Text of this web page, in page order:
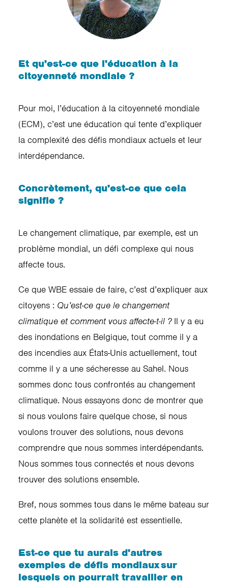
Et qu'est-ce que l'éducation à la
citoyenneté mondiale ?
Pour moi, l’éducation à la citoyenneté mondiale
(ECM), c’est une éducation qui tente d’expliquer
la complexité des défis mondiaux actuels et leur
interdépendance.
Concrètement, qu'est-ce que cela
signifie ?
Le changement climatique, par exemple, est un
problème mondial, un défi complexe qui nous
affecte tous.
Ce que WBE essaie de faire, c’est d’expliquer aux
citoyens : Qu’est-ce que le changement
climatique et comment vous affecte-t-il ?Il y a eu
des inondations en Belgique, tout comme il y a
des incendies aux États-Unis actuellement, tout
comme il y a une sécheresse au Sahel. Nous
sommes donc tous confrontés au changement
climatique. Nous essayons donc de montrer que
si nous voulons faire quelque chose, si nous
voulons trouver des solutions, nous devons
comprendre que nous sommes interdépendants.
Nous sommes tous connectés et nous devons
trouver des solutions ensemble.
Bref, nous sommes tous dans le même bateau sur
cette planète et la solidarité est essentielle.
Est-ce que tu aurais d'autres
exemples de défis mondiaux sur
lesquels on pourrait travailler en